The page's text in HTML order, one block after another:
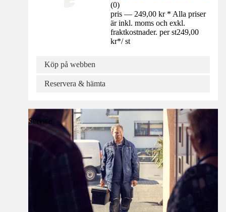
(0)
pris — 249,00 kr * Alla priser
är inkl. moms och exkl.
fraktkostnader. per st249,00
kr*/ st
Köp på webben
Reservera & hämta
Service